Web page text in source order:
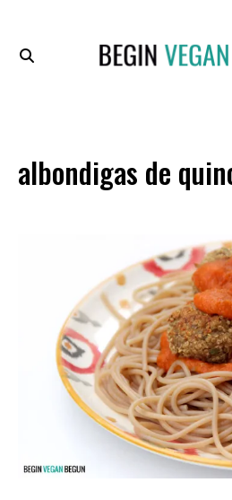
albondigas de